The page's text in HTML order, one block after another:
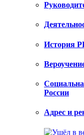
История
России
Адрес и